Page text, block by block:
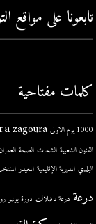
تابعونا على
كلمات مفتاحية
1000 يوم الاولى zagoura
الفنون الشعبية الشحات الصحة العمران
البلدي المديرية الإقليمية المعيدر
درعة درعة تافيلالت دورة يونيو